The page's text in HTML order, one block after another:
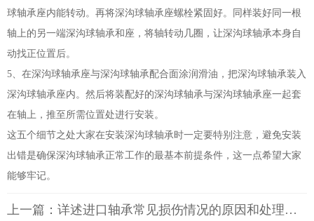
球轴承座内能转动。再将深沟球轴承座螺栓紧固好。同样装好同一根
轴上的另一端深沟球轴承和座，将轴转动几圈，让深沟球轴承本身自
动找正位置后。
5、在深沟球轴承座与深沟球轴承配合面涂润滑油，把深沟球轴承装入
深沟球轴承座内。然后将装配好的深沟球轴承与深沟球轴承座一起套
在轴上，推至所需位置处进行安装。
这五个细节之处大家在安装深沟球轴承时一定要特别注意，避免安装
出错是确保深沟球轴承正常工作的最基本前提条件，这一点希望大家
能够牢记。
上一篇： 详述进口轴承常见损伤情况的原因和处理方法